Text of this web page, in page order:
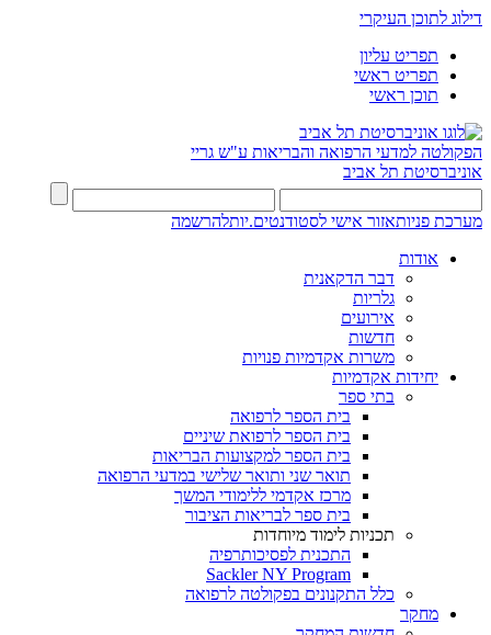
דילוג לתוכן העיקרי
תפריט עליון
תפריט ראשי
תוכן ראשי
הפקולטה למדעי הרפואה והבריאות ע"ש גריי
אוניברסיטת תל אביב
מערכת פניותאזור אישי לסטודנטים.יותלהרשמה
אודות
דבר הדקאנית
גלריות
אירועים
חדשות
משרות אקדמיות פנויות
יחידות אקדמיות
בתי ספר
בית הספר לרפואה
בית הספר לרפואת שיניים
בית הספר למקצועות הבריאות
תואר שני ותואר שלישי במדעי הרפואה
מרכז אקדמי ללימודי המשך
בית ספר לבריאות הציבור
תכניות לימוד מיוחדות
התכנית לפסיכותרפיה
Sackler NY Program
כלל התקנונים בפקולטה לרפואה
מחקר